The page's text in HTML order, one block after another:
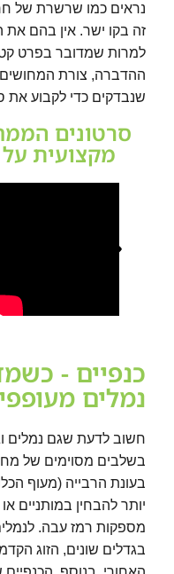
נראים כמו שרשרת של
זה בקו ישר. אין בהם את
למרות שמדובר בפרט
ההדברה, צורת
שנבדקים כדי לקבוע את
סרטונים
מקצועית
כנפיים -
נמלים
חשוב לדעת שגם נמלים
בשלבים מסוימים של
בעונת הרבייה (מעוף
יותר להבחין במותניים
מספקות רמז עבה.
בגדלים שונים, הזוג